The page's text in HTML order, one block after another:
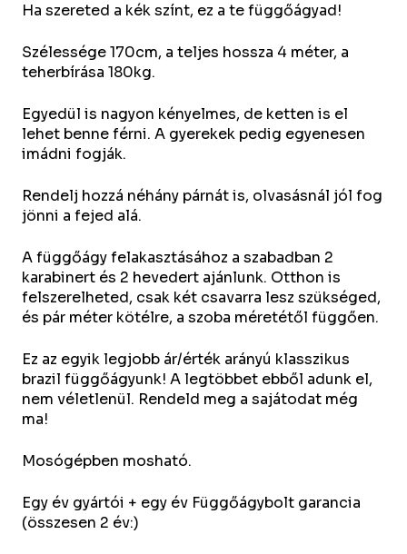
Ha szereted a kék színt, ez a te függőágyad!
Szélessége 170cm, a teljes hossza 4 méter, a
teherbírása 180kg.
Egyedül is nagyon kényelmes, de ketten is el
lehet benne férni. A gyerekek pedig egyenesen
imádni fogják.
Rendelj hozzá néhány párnát is, olvasásnál jól fog
jönni a fejed alá.
A függőágy felakasztásához a szabadban 2
karabinert és 2 hevedert ajánlunk. Otthon is
felszerelheted, csak két csavarra lesz szükséged,
és pár méter kötélre, a szoba méretétől függően.
Ez az egyik legjobb ár/érték arányú klasszikus
brazil függőágyunk! A legtöbbet ebből adunk el,
nem véletlenül. Rendeld meg a sajátodat még
ma!
Mosógépben mosható.
Egy év gyártói + egy év Függőágybolt garancia
(összesen 2 év:)